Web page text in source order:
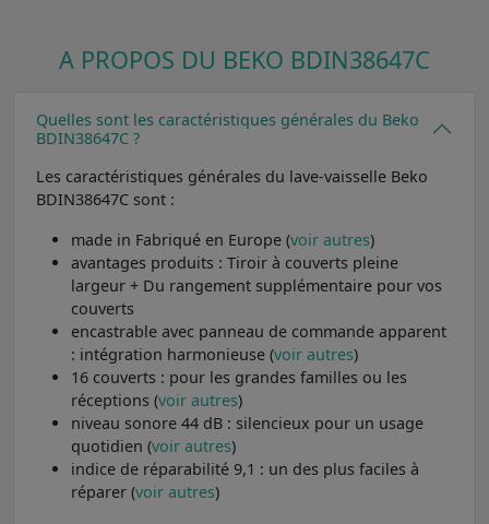
A PROPOS DU BEKO BDIN38647C
Quelles sont les caractéristiques générales du Beko
BDIN38647C ?
Les caractéristiques générales du lave-vaisselle Beko
BDIN38647C sont :
made in Fabriqué en Europe (voir autres)
avantages produits : Tiroir à couverts pleine
largeur + Du rangement supplémentaire pour vos
couverts
encastrable avec panneau de commande apparent
: intégration harmonieuse (voir autres)
16 couverts : pour les grandes familles ou les
réceptions (voir autres)
niveau sonore 44 dB : silencieux pour un usage
quotidien (voir autres)
indice de réparabilité 9,1 : un des plus faciles à
réparer (voir autres)